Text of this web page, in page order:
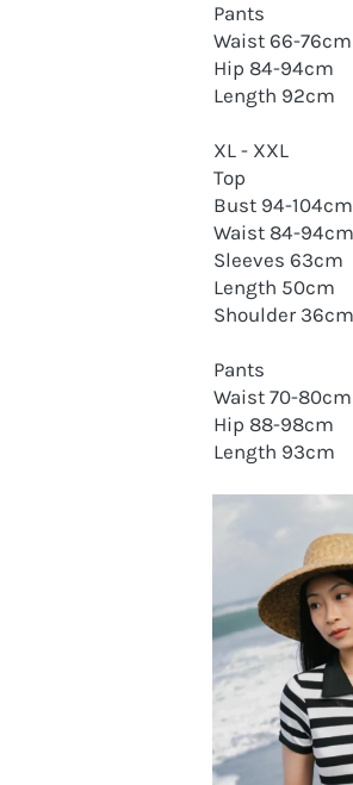
Pants
Waist 66-76cm
Hip 84-94cm
Length 92cm
XL - XXL
Top
Bust 94-104cm
Waist 84-94cm
Sleeves 63cm
Length 50cm
Shoulder 36cm
Pants
Waist 70-80cm
Hip 88-98cm
Length 93cm